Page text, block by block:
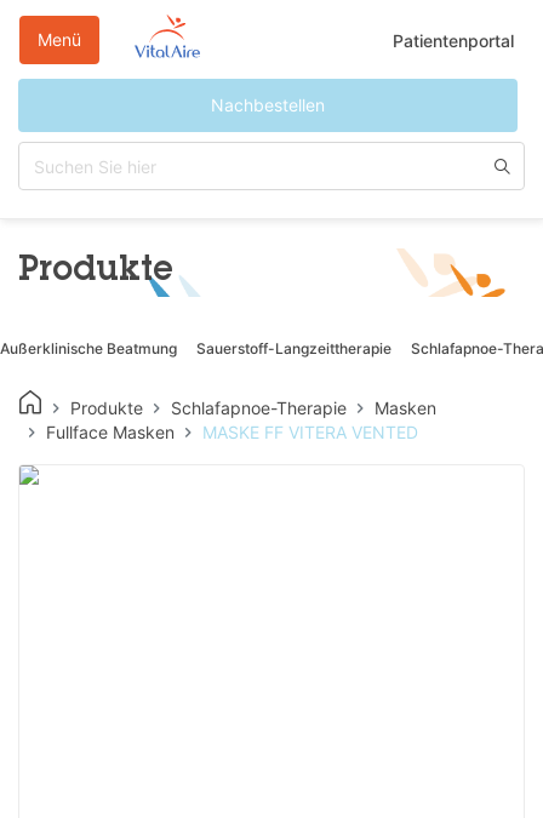
Patientenportal
Nachbestellen
Menü
Produkte
Außerklinische Beatmung Sauerstoff-Langzeittherapie Schlafapnoe-
Produkte Schlafapnoe-Therapie
Masken
Fullface Masken
MASKE FF VITERA VENTED